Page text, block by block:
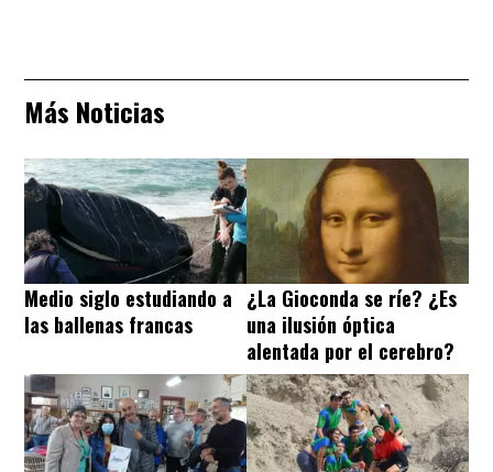
Más Noticias
Medio siglo estudiando a
las ballenas francas
¿La Gioconda se ríe? ¿Es
una ilusión óptica
alentada por el cerebro?